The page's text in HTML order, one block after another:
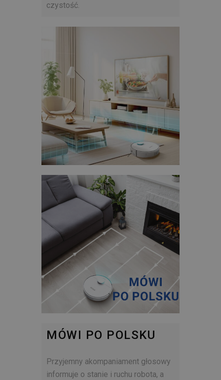
czystość.
MÓWI PO POLSKU
Przyjemny akompaniament głosowy
informuje o stanie i ruchu robota, a